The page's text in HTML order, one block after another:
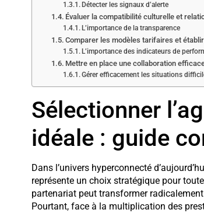
Détecter les signaux d’alerte
Évaluer la compatibilité culturelle et
L’importance de la transparence
Comparer les modèles tarifaires et
L’importance des indicateurs de
Mettre en place une collaboration
Gérer efficacement les situations
Sélectionner
idéale : guide
Dans l’univers hyperconnecté
représente un choix stratégique pour
partenariat peut transformer
Pourtant, face à la multiplication des